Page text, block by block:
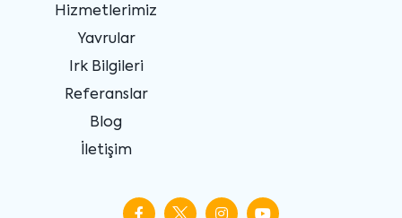
Hizmetlerimiz
Yavrular
Irk Bilgileri
Referanslar
Blog
İletişim